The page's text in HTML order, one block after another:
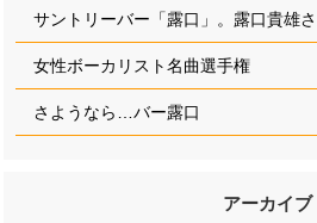
サントリーバー「露口」。露口貴雄さ
女性ボーカリスト名曲選手権
さようなら…バー露口
アーカイブ